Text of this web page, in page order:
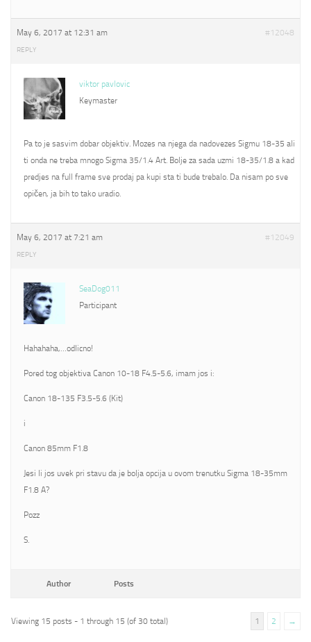
May 6, 2017 at 12:31 am #12048
REPLY
viktor pavlovic
Keymaster
Pa to je sasvim dobar objektiv. Mozes na njega da nadovezes Sigmu 18-35 ali
ti onda ne treba mnogo Sigma 35/1.4 Art. Bolje za sada uzmi 18-35/1.8 a kad
predjes na full frame sve prodaj pa kupi sta ti bude trebalo. Da nisam po sve
opičen, ja bih to tako uradio.
May 6, 2017 at 7:21 am #12049
REPLY
SeaDog011
Participant
Hahahaha,…odlicno!
Pored tog objektiva Canon 10-18 F4.5-5.6, imam jos i:
Canon 18-135 F3.5-5.6 (Kit)
i
Canon 85mm F1.8
Jesi li jos uvek pri stavu da je bolja opcija u ovom trenutku Sigma 18-35mm
F1.8 A?
Pozz
S.
Author Posts
Viewing 15 posts - 1 through 15 (of 30 total) 1 2 →